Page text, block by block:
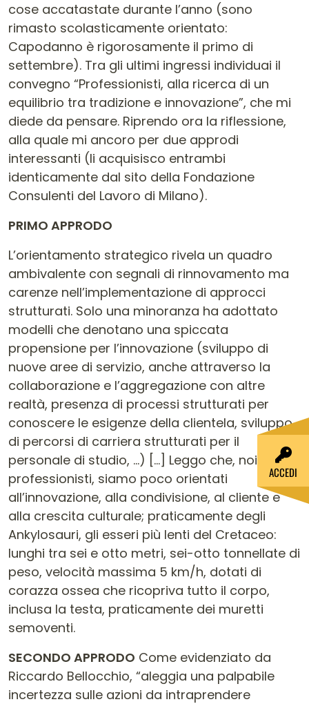
cose accatastate durante l’anno (sono
rimasto scolasticamente orientato:
Capodanno è rigorosamente il primo di
settembre). Tra gli ultimi ingressi individuai il
convegno “Professionisti, alla ricerca di un
equilibrio tra tradizione e innovazione”, che mi
diede da pensare. Riprendo ora la riflessione,
alla quale mi ancoro per due approdi
interessanti (li acquisisco entrambi
identicamente dal sito della Fondazione
Consulenti del Lavoro di Milano).
PRIMO APPRODO
L’orientamento strategico rivela un quadro
ambivalente con segnali di rinnovamento ma
carenze nell’implementazione di approcci
strutturati. Solo una minoranza ha adottato
modelli che denotano una spiccata
propensione per l’innovazione (sviluppo di
nuove aree di servizio, anche attraverso la
collaborazione e l’aggregazione con altre
realtà, presenza di processi strutturati per
conoscere le esigenze della clientela, sviluppo
di percorsi di carriera strutturati per il
personale di studio, …) […] Leggo che, noi
professionisti, siamo poco orientati
all’innovazione, alla condivisione, al cliente e
alla crescita culturale; praticamente degli
Ankylosauri, gli esseri più lenti del Cretaceo:
lunghi tra sei e otto metri, sei-otto tonnellate di
peso, velocità massima 5 km/h, dotati di
corazza ossea che ricopriva tutto il corpo,
inclusa la testa, praticamente dei muretti
semoventi.
SECONDO APPRODO Come evidenziato da
Riccardo Bellocchio, “aleggia una palpabile
incertezza sulle azioni da intraprendere
ACCEDI